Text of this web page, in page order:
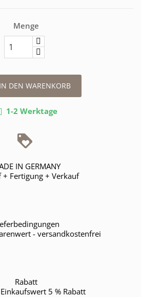
Menge
IN DEN WARENKORB
1-2 Werktage
IN GERMANY
+ Fertigung + Verkauf
- versandkostenfrei
Rabatt
5 % Rabatt